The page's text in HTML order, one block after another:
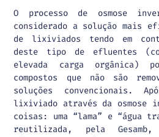
O processo de osmose
considerado a solução mais
de lixiviados tendo em
deste tipo de efluentes
elevada carga orgânica)
compostos que não são
soluções convencionais.
lixiviado através da osmose
coisas: uma “lama” e “água
reutilizada, pela